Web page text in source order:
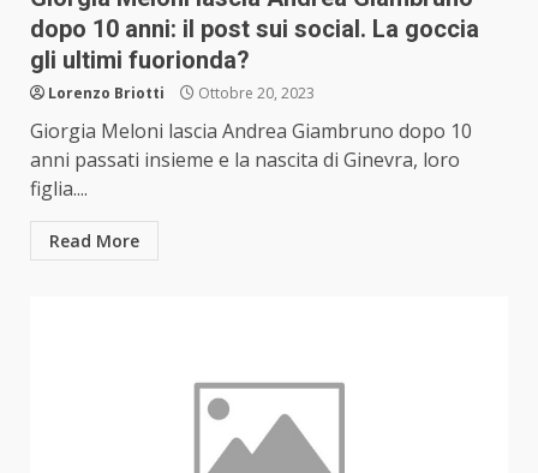
dopo 10 anni: il post sui social. La goccia
gli ultimi fuorionda?
Lorenzo Briotti Ottobre 20, 2023
Giorgia Meloni lascia Andrea Giambruno dopo 10
anni passati insieme e la nascita di Ginevra, loro
figlia....
Read More